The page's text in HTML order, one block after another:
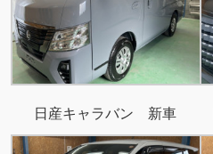
日産キャラバン 新車